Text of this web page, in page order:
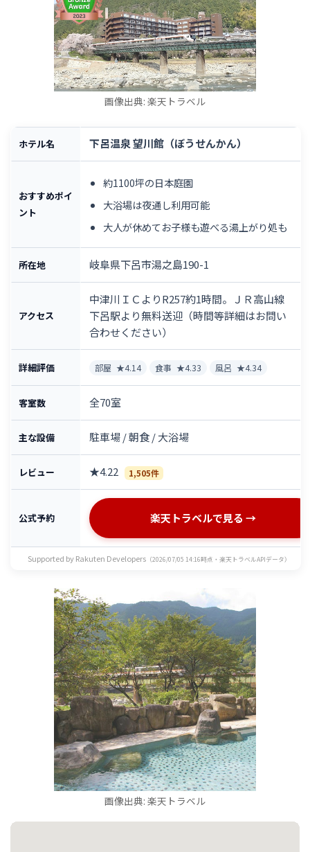
画像出典: 楽天トラベル
ホテル名 下呂温泉 望川館（ぼうせんかん）
おすすめポイ
ント
約1100坪の日本庭園
大浴場は夜通し利用可能
大人が休めてお子様も遊べる湯上がり処も
所在地 岐阜県下呂市湯之島190-1
アクセス
中津川ＩＣよりR257約1時間。ＪＲ高山線
下呂駅より無料送迎（時間等詳細はお問い
合わせください）
詳細評価 部屋 ★4.14 食事 ★4.33 風呂 ★4.34
客室数 全70室
主な設備 駐車場 / 朝食 / 大浴場
レビュー ★4.22 1,505件
公式予約 楽天トラベルで見る →
Supported by Rakuten Developers （2026/07/05 14:16時点・楽天トラベルAPIデータ）
画像出典: 楽天トラベル